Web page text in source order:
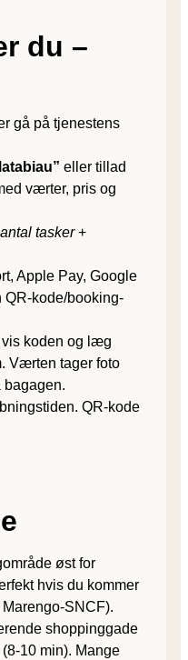
du –
gå på tjenestens
eller tillad
værter, pris og
antal tasker+
Apple Pay, Google
QR-kode/booking-
vis koden og læg
Værten tager foto
QR-kode
øst for
hvis du kommer
SNCF).
shoppinggade
10 min). Mange